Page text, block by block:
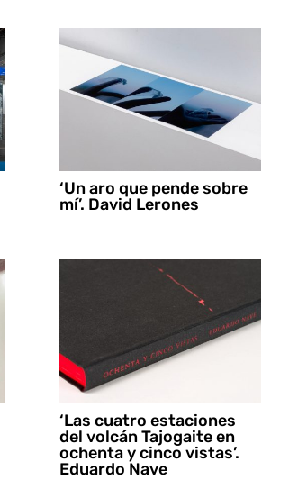
‘Un aro que pende sobre
mí’. David Lerones
‘Las cuatro estaciones
del volcán Tajogaite en
ochenta y cinco vistas’.
Eduardo Nave